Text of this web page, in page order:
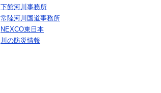
下館河川事務所
常陸河川国道事務所
NEXCO東日本
川の防災情報